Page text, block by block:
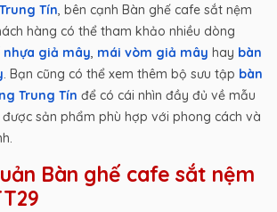
Tín , bên cạnh Bàn ghế cafe sắt nệm
hàng có thể tham khảo nhiều dòng
nhựa giả mây mái vòm giả mây hay bàn
. Bạn cũng có thể xem thêm bộ sưu tập bàn
Trung Tín để có cái nhìn đầy đủ về mẫu
sản phẩm phù hợp với phong cách và
Bàn ghế cafe sắt nệm